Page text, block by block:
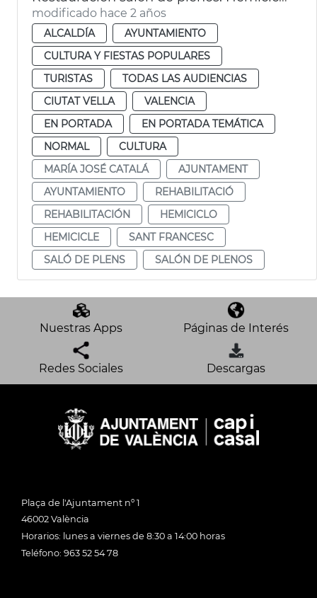
modificado hace 2 años
ALCALDÍA
AYUNTAMIENTO
CULTURA Y FIESTAS POPULARES
TURISTAS
TODAS LAS AUDIENCIAS
CIUTAT VELLA
VALENCIA
EN PORTADA
EN PORTADA TEMÁTICA
NORMAL
CULTURA
MARÍA JOSÉ CATALÁ
AJUNTAMENT
AYUNTAMIENTO
REHABILITACIÓ
REHABILITACIÓN
HEMICICLO
HEMICICLE
SANT FRANCESC
SALÓ DE PLENS
SALÓN DE PLENOS
Nuestras Apps Páginas de Interés
Redes Sociales Descargas
Plaça de l'Ajuntament nº 1
46002 València
Horarios: lunes a viernes de 8:30 a 14:00 horas
Teléfono: 963 52 54 78